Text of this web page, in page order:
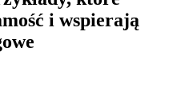
i wspierają